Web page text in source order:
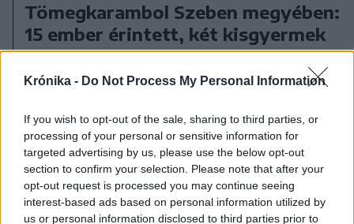
Krónika - Do Not Process My Personal Information
If you wish to opt-out of the sale, sharing to third parties, or
processing of your personal or sensitive information for
targeted advertising by us, please use the below opt-out
section to confirm your selection. Please note that after your
opt-out request is processed you may continue seeing
interest-based ads based on personal information utilized by
us or personal information disclosed to third parties prior to
Tömegkarambol Szeben megyében:
15 ember érintett, két kisgyermek
megsérült